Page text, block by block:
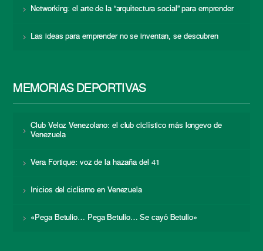
Networking: el arte de la “arquitectura social” para emprender
Las ideas para emprender no se inventan, se descubren
MEMORIAS DEPORTIVAS
Club Veloz Venezolano: el club ciclístico más longevo de
Venezuela
Vera Fortique: voz de la hazaña del 41
Inicios del ciclismo en Venezuela
«Pega Betulio… Pega Betulio… Se cayó Betulio»